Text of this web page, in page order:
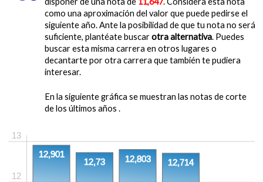
como una aproximación del valor que puede pedirse el
siguiente año. Ante la posibilidad de que tu nota no será
suficiente, plantéate buscarotra alternativa. Puedes
buscar esta misma carrera en otros lugares o
decantarte por otra carrera que también te pudiera
interesar.
En la siguiente gráfica se muestran las notas de corte
de los últimos años .
13
12
12,901
12,73 12,803 12,714